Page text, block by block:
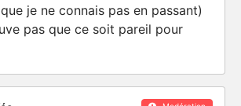
je ne connais pas en passant)
pas que ce soit pareil pour